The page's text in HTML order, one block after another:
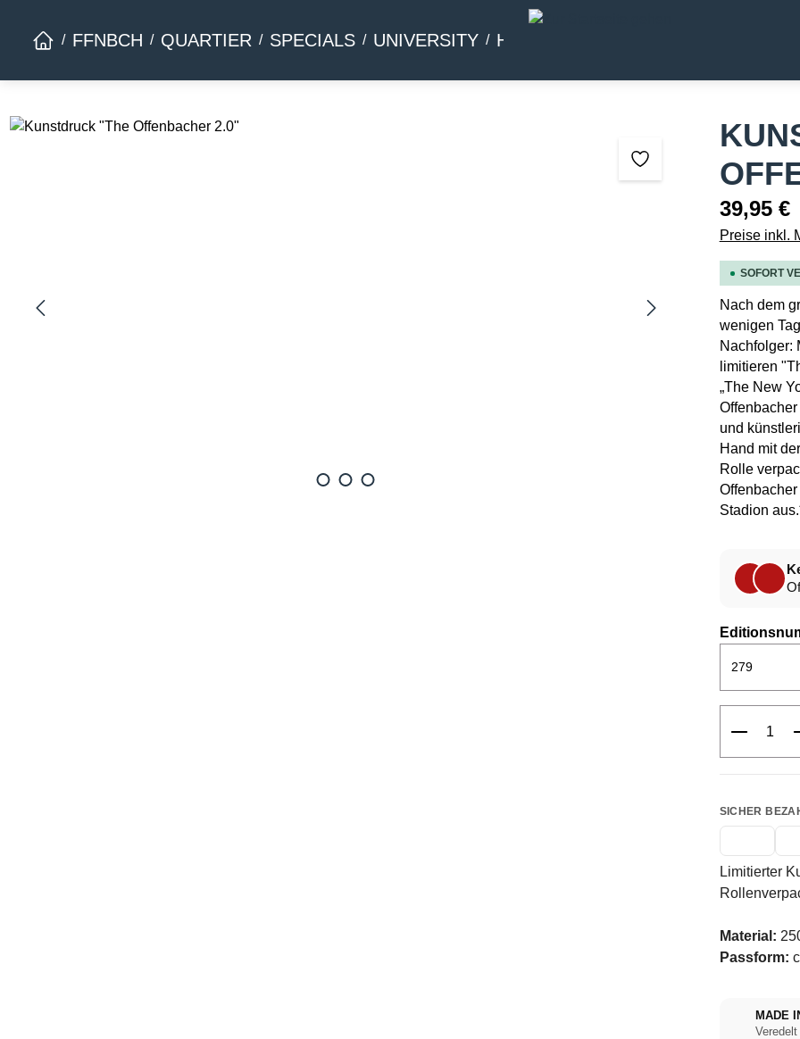
FFNBCH QUARTIER SPECIALS UNIVERSITY HOMMAGE
Bildergalerie überspringen
39,95 €
Preise inkl.
SOFORT
Nach dem
wenigen
Nachfolger:
limitieren
„The New
und
Hand mit
Rolle
Stadion
SICHER
Limitierter
Material:
Passform:
MADE